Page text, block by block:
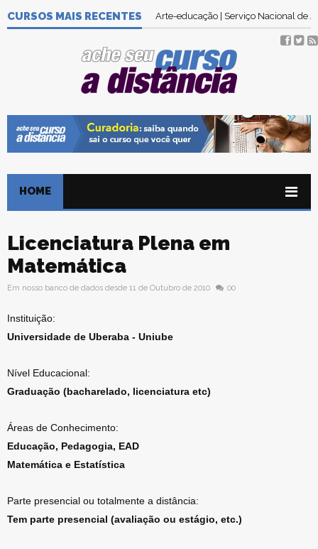
CURSOS MAIS RECENTES Arte-educação | Serviço Nacional de
HOME
Licenciatura Plena em
Matemática
Em nosso banco de dados desde 11 de Outubro de 2010 00
Instituição:
Universidade de Uberaba - Uniube
Nível Educacional:
Graduação (bacharelado, licenciatura etc)
Áreas de Conhecimento:
Educação, Pedagogia, EAD
Matemática e Estatística
Parte presencial ou totalmente a distância:
Tem parte presencial (avaliação ou estágio, etc.)